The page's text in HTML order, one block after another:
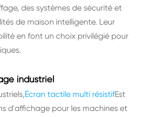
des systèmes de sécurité et
de maison intelligente. Leur
en font un choix privilégié pour
industriel
Écran tactile multi résistifEst
d'affichage pour les machines et